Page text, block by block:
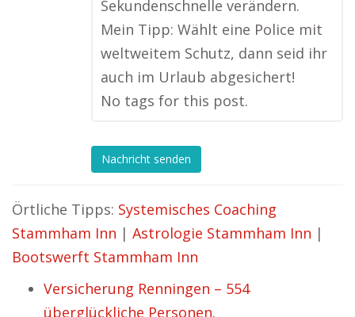
Sekundenschnelle verändern.
Mein Tipp: Wählt eine Police mit
weltweitem Schutz, dann seid ihr
auch im Urlaub abgesichert!
No tags for this post.
Nachricht senden
Örtliche Tipps: Systemisches Coaching
Stammham Inn | Astrologie Stammham Inn |
Bootswerft Stammham Inn
Versicherung Renningen – 554
überglückliche Personen.